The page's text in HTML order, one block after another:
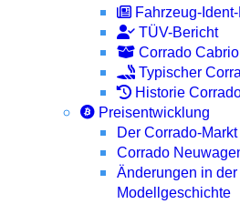
Fahrzeug-
TÜV-Bericht
Corrado Cabrio
Typischer
Historie
Preisentwicklung
Der Corrado-Markt
Corrado
Änderungen in der
Modellgeschichte